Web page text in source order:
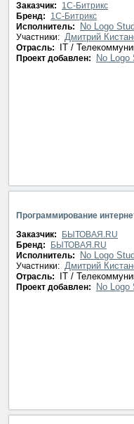
Заказчик:
1С-Битрикс
Бренд:
1С-Битрикс
Исполнитель:
No Logo
Участники: Дмитрий
Отрасль: IT /
Проект добавлен: No Logo
Программирование
Заказчик:
БЫТОВАЯ.RU
Бренд:
БЫТОВАЯ.RU
Исполнитель:
No Logo
Участники: Дмитрий
Отрасль: IT /
Проект добавлен: No Logo